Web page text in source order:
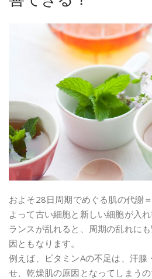
およそ28日周期でめぐる肌の代謝
よって古い細胞と新しい細胞が入
ランスが乱れると、周期の乱れに
因ともなります。
例えば、ビタミンAの不足は、汗腺
せ、乾燥肌の原因となってしまうの